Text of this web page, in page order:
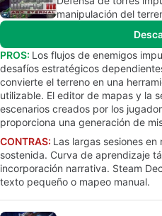
manipulación del
PROS: Los flujos de enemigos
desafíos estratégicos
convierte el terreno en una
utilizable. El editor de mapas y la
escenarios creados por los
proporciona una generación de
CONTRAS: Las largas sesiones
sostenida. Curva de aprendizaje
incorporación narrativa. Steam
texto pequeño o mapeo manual.